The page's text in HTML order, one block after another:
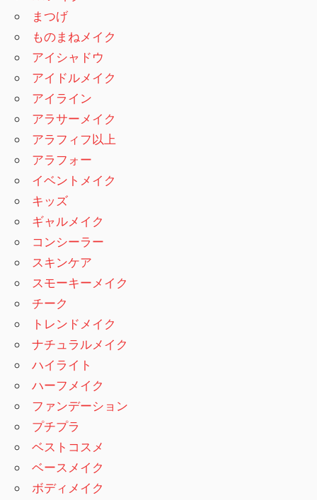
まつげ
ものまねメイク
アイシャドウ
アイドルメイク
アイライン
アラサーメイク
アラフィフ以上
アラフォー
イベントメイク
キッズ
ギャルメイク
コンシーラー
スキンケア
スモーキーメイク
チーク
トレンドメイク
ナチュラルメイク
ハイライト
ハーフメイク
ファンデーション
プチプラ
ベストコスメ
ベースメイク
ボディメイク